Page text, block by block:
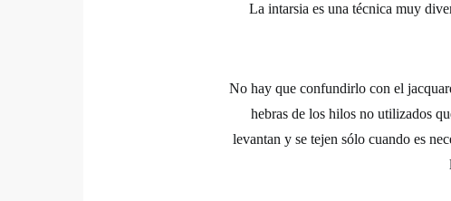
La intarsia es una técnica muy
No hay que confundirlo con el
hebras de los hilos no utilizados
levantan y se tejen sólo cuando es